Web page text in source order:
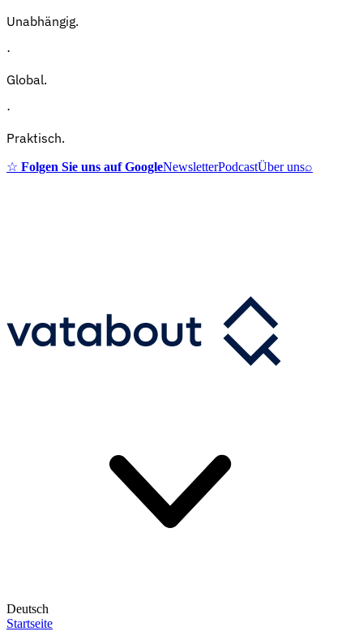
Unabhängig.
·
Global.
·
Praktisch.
☆ Folgen Sie uns auf GoogleNewsletterPodcastÜber uns⌕
Deutsch
Startseite